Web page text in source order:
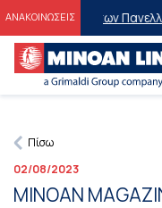
ΑΝΑΚΟΙΝΩΣΕΙΣ
Επιτυχόντες των
Πίσω
02/08/2023
MINOAN